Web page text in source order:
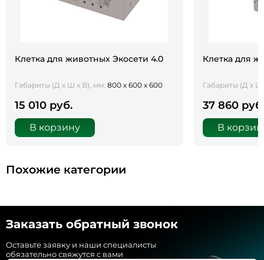
Клетка для животных Экосети 4.0
Габариты (Д х Ш х В), мм: 800 х 600 х 600
15 010 руб.
В корзину
Клетка для
Габариты (Д х Ш
37 860 руб.
В
Похожие категории
Заказать обратный звонок
Оставьте заявку и наши специалисты
обязательно свяжутся с вами